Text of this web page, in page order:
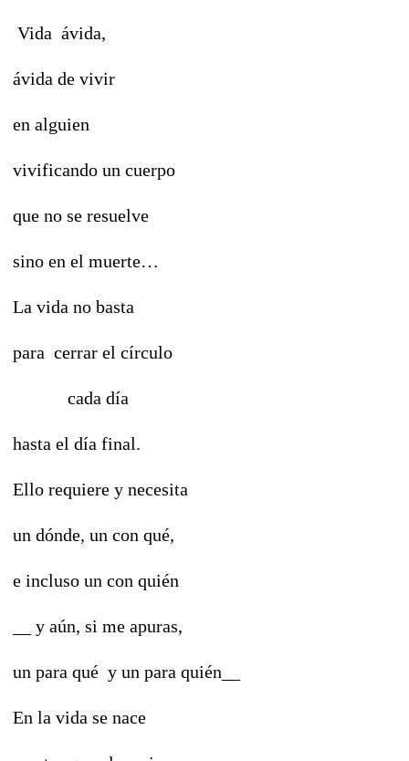
Vida ávida,
ávida de vivir
en alguien
vivificando un cuerpo
que no se resuelve
sino en el muerte…
La vida no basta
para cerrar el círculo
cada día
hasta el día final.
Ello requiere y necesita
un dónde, un con qué,
e incluso un con quién
__ y aún, si me apuras,
un para qué y un para quién__
En la vida se nace